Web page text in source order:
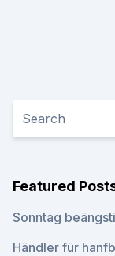
Featured
Sonntag
Händler für